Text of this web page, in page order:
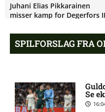
Juhani Elias Pikkarainen
misser kamp for Degerfors
Degerfors IF uden Daniel
Allsvenskan – Malmö FF
Degerfors IF: Optakt,
SPILFORSLAG FRA
Se